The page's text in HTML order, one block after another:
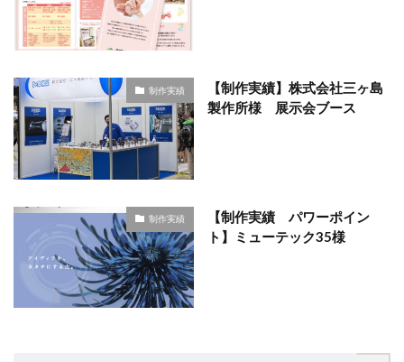
制作実績
【制作実績】株式会社三ヶ島
製作所様 展示会ブース
制作実績
【制作実績 パワーポイン
ト】ミューテック35様